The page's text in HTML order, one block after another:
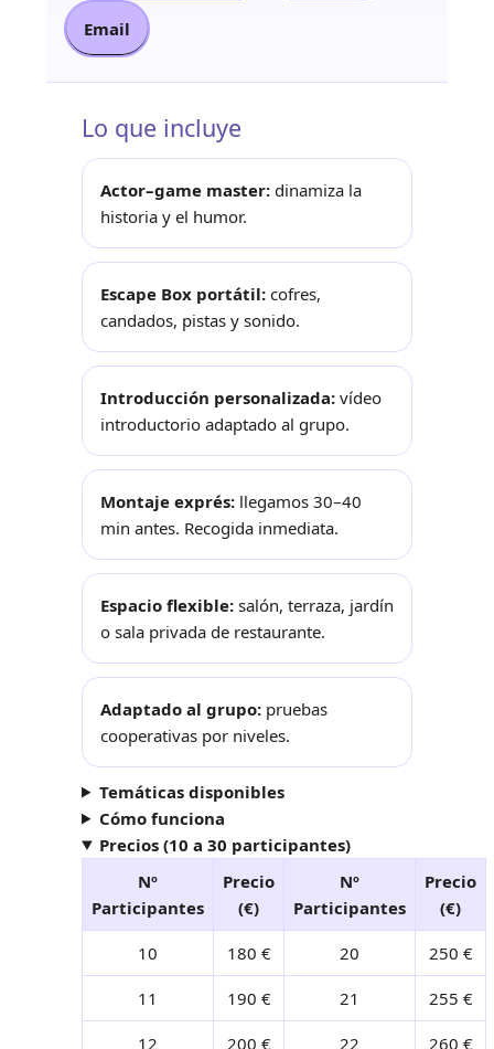
Email
Lo que incluye
Actor–game master: dinamiza la
historia y el humor.
Escape Box portátil: cofres,
candados, pistas y sonido.
Introducción personalizada: vídeo
introductorio adaptado al grupo.
Montaje exprés: llegamos 30–40
min antes. Recogida inmediata.
Espacio flexible: salón, terraza, jardín
o sala privada de restaurante.
Adaptado al grupo: pruebas
cooperativas por niveles.
Temáticas disponibles
Cómo funciona
Precios (10 a 30 participantes)
Nº
Participantes
Precio
(€)
Nº
Participantes
Precio
(€)
10 180 € 20 250 €
11 190 € 21 255 €
12 200 € 22 260 €